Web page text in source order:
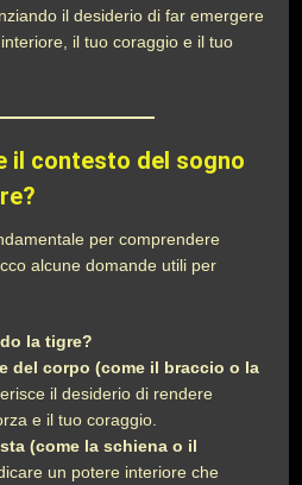
il desiderio di far emergere
il tuo coraggio e il tuo
il contesto del sogno
per comprendere
alcune domande utili per
la tigre?
del corpo (come il braccio o la
il desiderio di rendere
e il tuo coraggio.
(come la schiena o il
un potere interiore che